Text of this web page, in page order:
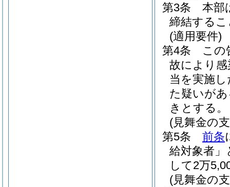
第3条
本部
締結する
(適用要件)
第4条
この
故により
当を実施
た疑いが
きとする。
(見舞金の
第5条
前条
給対象者」
して2万
(見舞金の